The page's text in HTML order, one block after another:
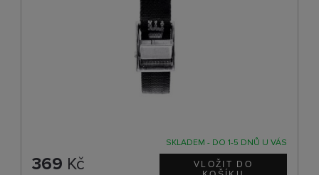
SKLADEM - DO 1-5 DNŮ U VÁS
369 Kč